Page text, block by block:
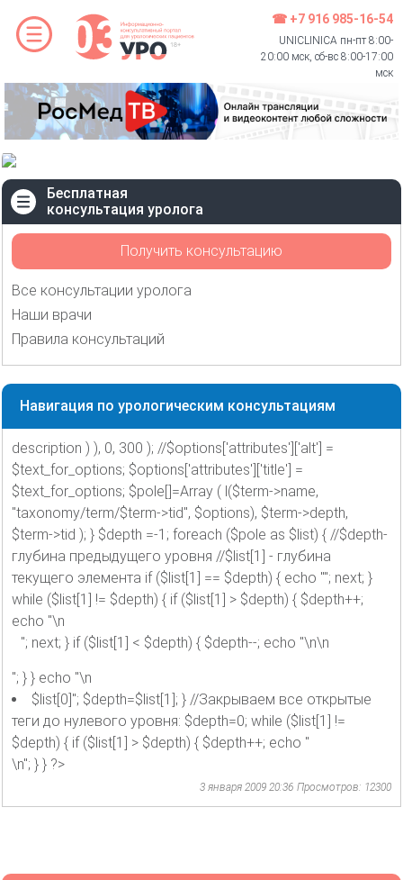
☎ +7 916 985-16-54
UNICLINICA пн-пт 8:00-
20:00 мск, сб-вс 8:00-17:00
мск
Бесплатная
консультация уролога
Получить консультацию
Все консультации уролога
Наши врачи
Правила консультаций
Навигация по урологическим консультациям
description ) ), 0, 300 ); //$options['attributes']['alt'] =
$text_for_options; $options['attributes']['title'] =
$text_for_options; $pole[]=Array ( l($term->name,
"taxonomy/term/$term->tid", $options), $term->depth,
$term->tid ); } $depth =-1; foreach ($pole as $list) { //$depth-
глубина предыдущего уровня //$list[1] - глубина
текущего элемента if ($list[1] == $depth) { echo ""; next; }
while ($list[1] != $depth) { if ($list[1] > $depth) { $depth++;
echo "\n
"; next; } if ($list[1] < $depth) { $depth--; echo "\n\n
"; } } echo "\n
$list[0]"; $depth=$list[1]; } //Закрываем все открытые
теги до нулевого уровня: $depth=0; while ($list[1] !=
$depth) { if ($list[1] > $depth) { $depth++; echo "
\n"; } } ?>
3 января 2009 20:36 Просмотров: 12300